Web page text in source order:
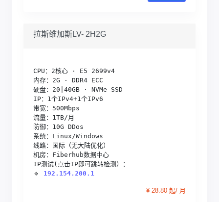
拉斯维加斯LV- 2H2G
CPU：2核心 · E5 2699v4
内存：2G · DDR4 ECC
硬盘：20|40GB · NVMe SSD
IP：1个IPv4+1个IPv6
带宽：500Mbps
流量：1TB/月
防御：10G DDos
系统：Linux/Windows
线路：国际（无大陆优化）
机房：Fiberhub数据中心
IP测试(点击IP即可跳转检测）：
🔹 192.154.200.1
¥ 28.80 起/ 月